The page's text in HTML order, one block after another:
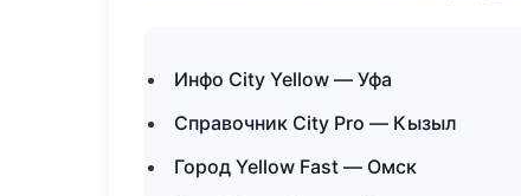
Инфо City Yellow — Уфа
Справочник City Pro — Кызыл
Город Yellow Fast — Омск